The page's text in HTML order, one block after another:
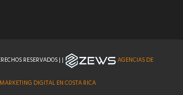
RESERVADOS | | AGENCIAS DE
MARKETING DIGITAL EN COSTA RICA